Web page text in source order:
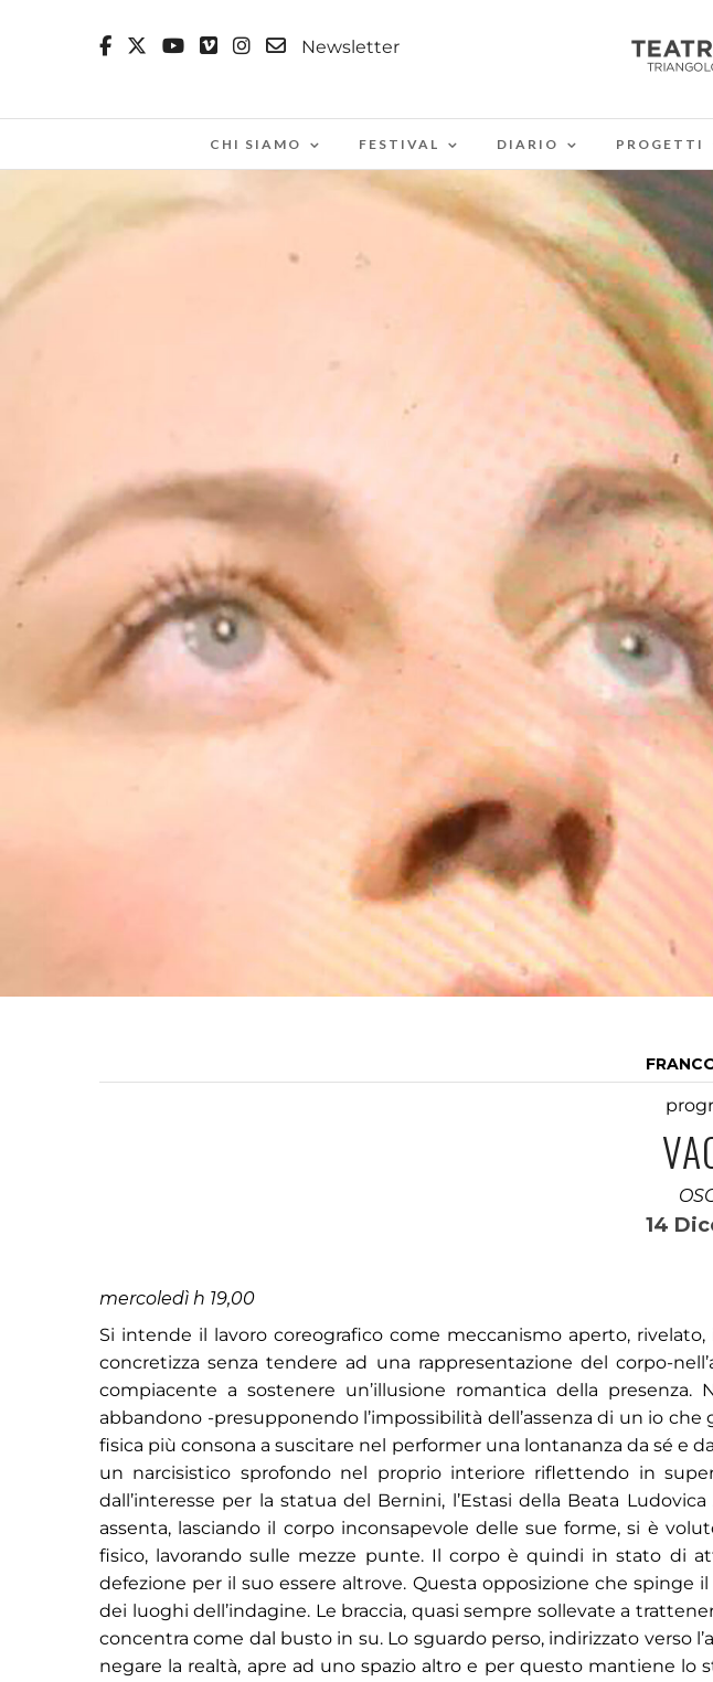
Newsletter
CHI SIAMO FESTIVAL DIARIO PROGETTI
14
mercoledì h 19,00
Si intende il lavoro coreografico come meccanismo aperto,
concretizza senza tendere ad una rappresentazione del corpo-
compiacente a sostenere un’illusione romantica della
abbandono -presupponendo l’impossibilità dell’assenza di un io
fisica più consona a suscitare nel performer una lontananza da sé e
un narcisistico sprofondo nel proprio interiore riflettendo in
dall’interesse per la statua del Bernini, l’Estasi della Beata
assenta, lasciando il corpo inconsapevole delle sue forme, si è
fisico, lavorando sulle mezze punte. Il corpo è quindi in stato di
defezione per il suo essere altrove. Questa opposizione che spinge
dei luoghi dell’indagine. Le braccia, quasi sempre sollevate a
concentra come dal busto in su. Lo sguardo perso, indirizzato verso
negare la realtà, apre ad uno spazio altro e per questo mantiene lo